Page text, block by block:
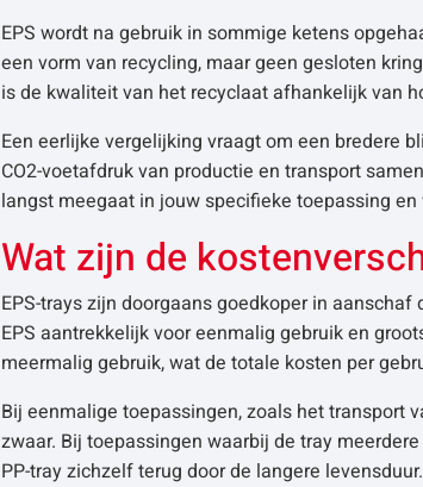
EPS wordt na gebruik in sommige ketens
een vorm van recycling, maar geen gesloten
is de kwaliteit van het recyclaat afhankelijk van
Een eerlijke vergelijking vraagt om een bredere
CO2-voetafdruk van productie en transport
langst meegaat in jouw specifieke toepassing
Wat zijn de
EPS-trays zijn doorgaans goedkoper in
EPS aantrekkelijk voor eenmalig gebruik en
meermalig gebruik, wat de totale kosten per
Bij eenmalige toepassingen, zoals het transport
zwaar. Bij toepassingen waarbij de tray
PP-tray zichzelf terug door de langere levensduur.